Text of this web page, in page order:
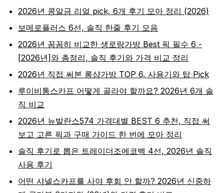
2026년 콩알금 리얼 pick, 6개 후기 모아 정리 (2026)
보메로플러스 6선, 솔직 한줄 후기 모음
2026년 꼼꼼히 비교한 생로랑가방 Best 픽 필수 6 -
[2026년]와 총정리, 솔직 후기와 가격 비교 정리
2026년 직접 써본 롱샴가방 TOP 6, 사용기와 탑 Pick
루이비통스카프 어떻게 골라야 할까요? 2026년 6개 솔
직 비교
2026년 뉴발란스574 가격대별 BEST 6 추천, 직접 써
보고 고른 픽과 구매 가이드 한 번에 모아 정리
솔직 후기로 뽑은 트레이더조에코백 4선, 2026년 솔직
사용 후기
어떤 샤넬스카프를 사야 후회 안 할까? 2026년 신중하